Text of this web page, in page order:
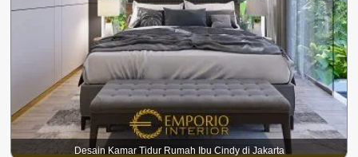
Desain Kamar Tidur Rumah Ibu Cindy di Jakarta